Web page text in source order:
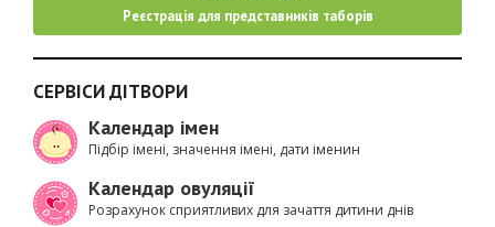
Реєстрація для представників таборів
СЕРВІСИ ДІТВОРИ
Календар імен
Підбір імені, значення імені, дати іменин
Календар овуляції
Розрахунок сприятливих для зачаття дитини днів